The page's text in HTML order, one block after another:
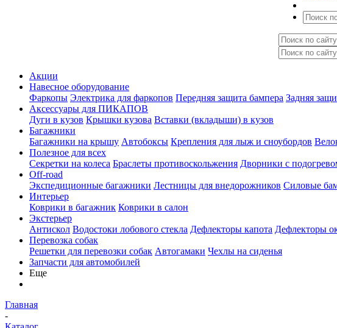
Акции
Навесное оборудование
Фаркопы Электрика для фаркопов Передняя защита бампера Задняя
Аксессуары для ПИКАПОВ
Дуги в кузов Крышки кузова Вставки (вкладыши) в кузов
Багажники
Багажники на крышу Автобоксы Крепления для лыж и сноубордов
Полезное для всех
Секретки на колеса Браслеты противоскольжения Дворники с
Off-road
Экспедиционные багажники Лестницы для внедорожников Силовые
Интерьер
Коврики в багажник Коврики в салон
Экстерьер
Антискол Водостоки лобового стекла Дефлекторы капота Дефлекторы
Перевозка собак
Решетки для перевозки собак Автогамаки Чехлы на сиденья
Запчасти для автомобилей
Еще
Главная
-